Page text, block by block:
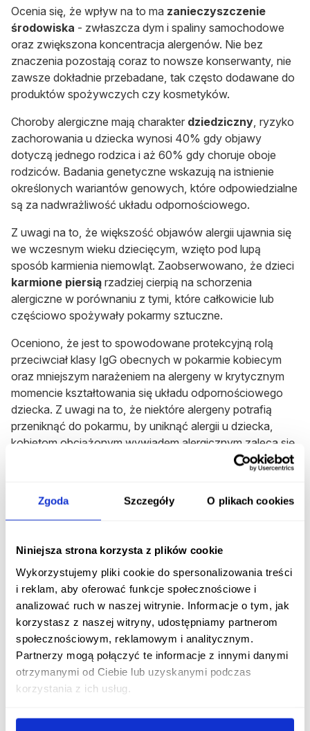
Zgoda Szczegóły O plikach cookies
Niniejsza strona korzysta z plików cookie
Wykorzystujemy pliki cookie do spersonalizowania treści
i reklam, aby oferować funkcje społecznościowe i
analizować ruch w naszej witrynie. Informacje o tym, jak
korzystasz z naszej witryny, udostępniamy partnerom
społecznościowym, reklamowym i analitycznym.
Partnerzy mogą połączyć te informacje z innymi danymi
otrzymanymi od Ciebie lub uzyskanymi podczas
korzystania z ich usług.
Ocenia się, że wpływ na to ma zanieczyszczenie
środowiska - zwłaszcza dym i spaliny samochodowe
oraz zwiększona koncentracja alergenów. Nie bez
znaczenia pozostają coraz to nowsze konserwanty, nie
zawsze dokładnie przebadane, tak często dodawane do
produktów spożywczych czy kosmetyków.
Choroby alergiczne mają charakter dziedziczny , ryzyko
zachorowania u dziecka wynosi 40% gdy objawy
dotyczą jednego rodzica i aż 60% gdy choruje oboje
rodziców. Badania genetyczne wskazują na istnienie
określonych wariantów genowych, które odpowiedzialne
są za nadwrażliwość układu odpornościowego.
Z uwagi na to, że większość objawów alergii ujawnia się
we wczesnym wieku dziecięcym, wzięto pod lupą
sposób karmienia niemowląt. Zaobserwowano, że dzieci
karmione piersią rzadziej cierpią na schorzenia
alergiczne w porównaniu z tymi, które całkowicie lub
częściowo spożywały pokarmy sztuczne.
Oceniono, że jest to spowodowane protekcyjną rolą
przeciwciał klasy IgG obecnych w pokarmie kobiecym
oraz mniejszym narażeniem na alergeny w krytycznym
momencie kształtowania się układu odpornościowego
dziecka. Z uwagi na to, że niektóre alergeny potrafią
przeniknąć do pokarmu, by uniknąć alergii u dziecka,
kobietom obciążonym wywiadem alergicznym zaleca się
stosowanie diety hipoalergicznej w okresie karmienia
Zaleca się także unikanie spożywania produktów
wybitnie uczulających np. orzeszków ziemnych w ciąży i
wzrasta wraz z poprawą warunków życia danej populacji
i na tej podstawie wysnuto
hipotezę higieniczną
Zakłada ona, że mniejsze narażenie na choroby
infekcyjne, stosowanie szczepionek i antybiotyków oraz
wszechobecna higiena zmniejszają różnorodność
bodźców, które stymulują rozwój układu
odpornościowego.
Diagnostyka alergii